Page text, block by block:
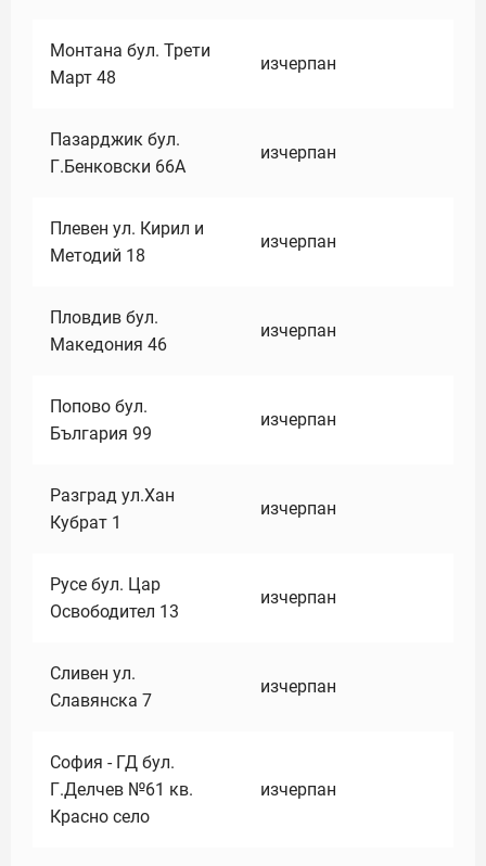
Монтана бул. Трети
Март 48
изчерпан
Пазарджик бул.
Г.Бенковски 66А
изчерпан
Плевен ул. Кирил и
Методий 18
изчерпан
Пловдив бул.
Македония 46
изчерпан
Попово бул.
България 99
изчерпан
Разград ул.Хан
Кубрат 1
изчерпан
Русе бул. Цар
Освободител 13
изчерпан
Сливен ул.
Славянска 7
изчерпан
София - ГД бул.
Г.Делчев №61 кв.
Красно село
изчерпан